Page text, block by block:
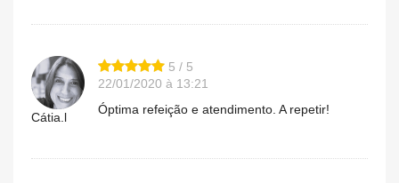
Cátia.l
5 / 5
22/01/2020 à 13:21
Óptima refeição e atendimento. A repetir!